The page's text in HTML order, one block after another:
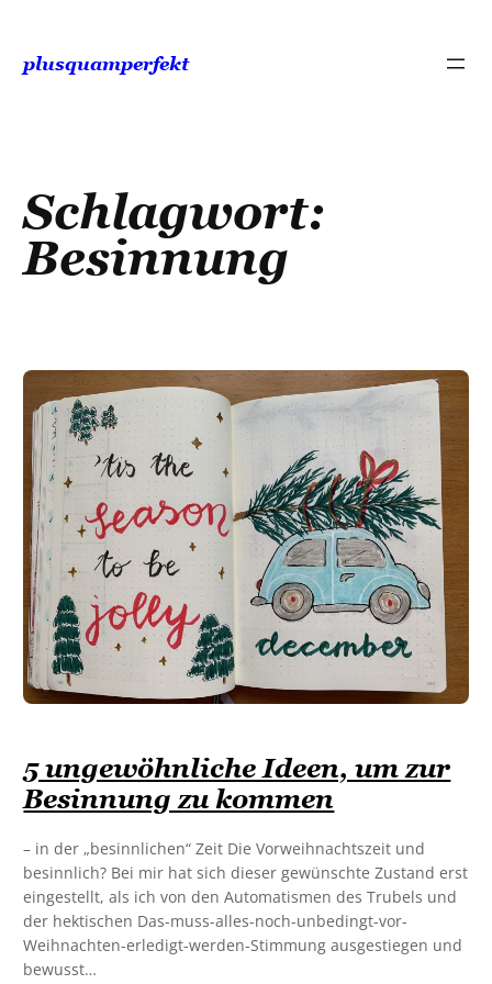
Inhalt
springen
plusquamperfekt
Schlagwort:
Besinnung
5 ungewöhnliche Ideen, um zur
Besinnung zu kommen
– in der „besinnlichen“ Zeit Die Vorweihnachtszeit und
besinnlich? Bei mir hat sich dieser gewünschte Zustand erst
eingestellt, als ich von den Automatismen des Trubels und
der hektischen Das-muss-alles-noch-unbedingt-vor-
Weihnachten-erledigt-werden-Stimmung ausgestiegen und
bewusst…